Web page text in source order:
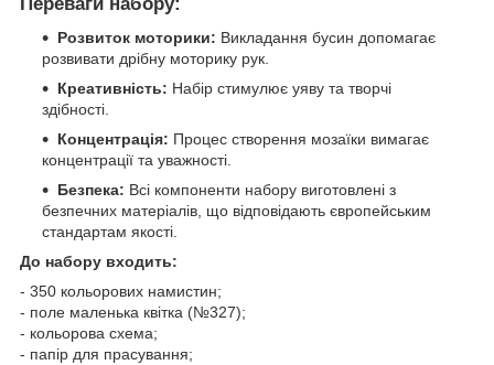
Розвиток моторики: Викладання бусин допомагає
розвивати дрібну моторику рук.
Креативність: Набір стимулює уяву та творчі
здібності.
Концентрація: Процес створення мозаїки вимагає
концентрації та уважності.
Безпека: Всі компоненти набору виготовлені з
безпечних матеріалів, що відповідають європейським
стандартам якості.
До набору входить:
- 350 кольорових намистин;
- поле маленька квітка (№327);
- кольорова схема;
- папір для прасування;